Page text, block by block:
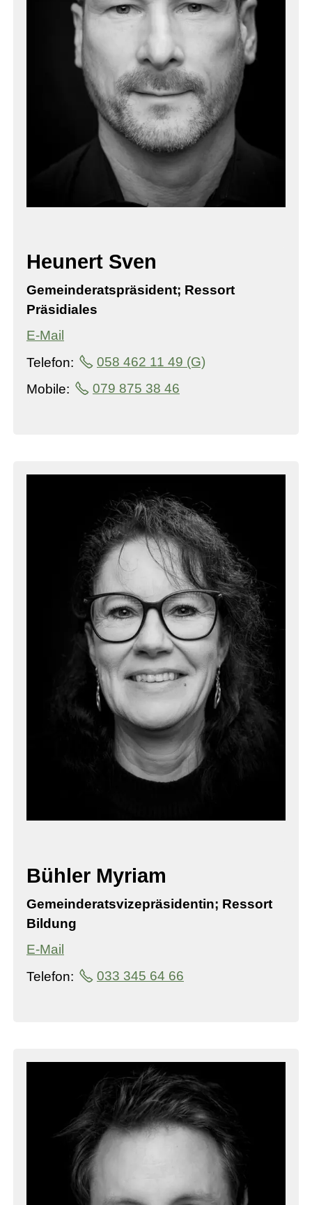
Heunert Sven
Gemeinderatspräsident; Ressort
Präsidiales
E-Mail
Telefon:
058 462 11 49 (G)
Mobile:
079 875 38 46
Bühler Myriam
Gemeinderatsvizepräsidentin; Ressort
Bildung
E-Mail
Telefon:
033 345 64 66